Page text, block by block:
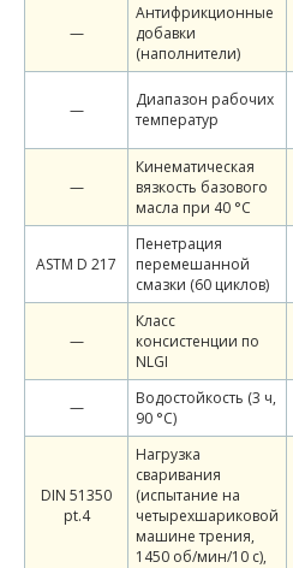
—
Антифрикционные
добавки
(наполнители)
—
Диапазон рабочих
температур
—
Кинематическая
вязкость базового
масла при 40 °С
ASTM D 217
Пенетрация
перемешанной
смазки (60 циклов)
—
Класс
консистенции по
NLGI
—
Водостойкость (3 ч,
90 °C)
DIN 51350
pt.4
Нагрузка
сваривания
(испытание на
четырехшариковой
машине трения,
1450 об/мин/10 с),